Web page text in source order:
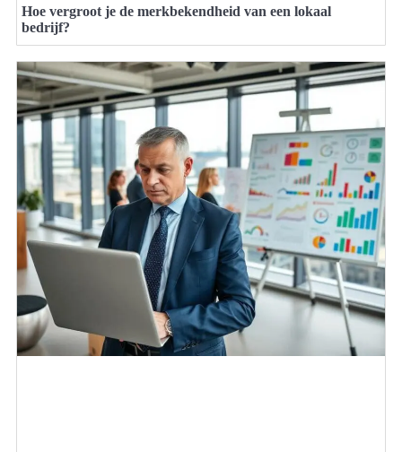
Hoe vergroot je de merkbekendheid van een lokaal
bedrijf?